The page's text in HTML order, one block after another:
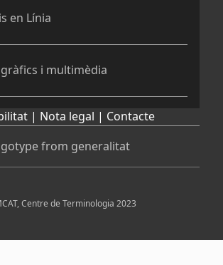
en Línia
i multimèdia
| Nota legal | Contacte
Centre de Terminologia 2023